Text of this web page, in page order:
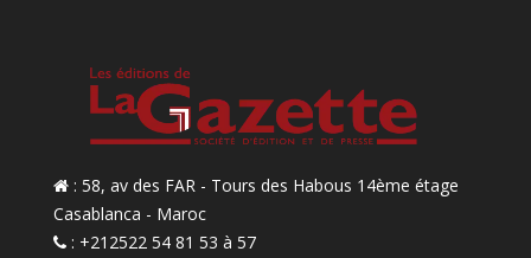
: 58, av des FAR - Tours des Habous 14ème étage
Casablanca - Maroc
: +212522 54 81 53 à 57